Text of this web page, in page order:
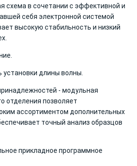
схема в сочетании с эффективной и
себя электронной системой
высокую стабильность и низкий
длины волны.
- модульная
отделения позволяет
ассортиментом дополнительных
точный анализ образцов
прикладное программное